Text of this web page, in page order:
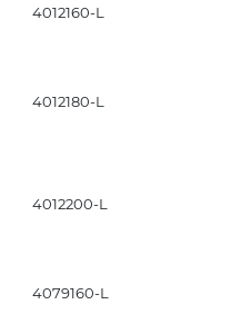
4012160-L
4012180-L
4012200-L
4079160-L